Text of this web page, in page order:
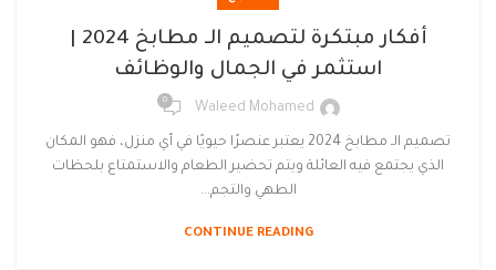
استثمر في الجمال والوظائف
Waleed Mohamed
0
تصميم الـ مطابخ 2024 يعتبر عنصرًا حيويًا في أي منزل، فهو المكان
الذي يجتمع فيه العائلة ويتم تحضير الطعام والاستمتاع بلحظات
الطهي والتجم...
CONTINUE READING